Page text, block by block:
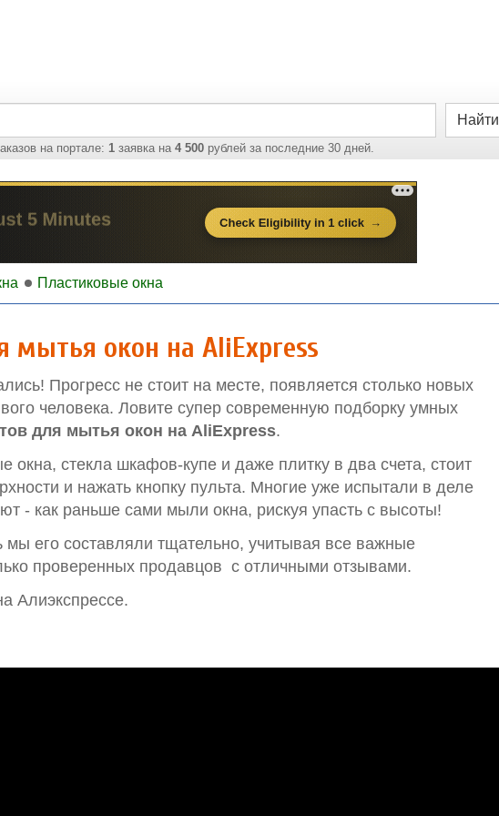
на портале: 1 заявка на 4 500 рублей за последние 30 дней.
Найти
Пластиковые окна
мытья окон на AliExpress
Прогресс не стоит на месте, появляется столько новых
человека. Ловите супер современную подборку умных
для мытья окон на AliExpress.
стекла шкафов-купе и даже плитку в два счета, стоит
и нажать кнопку пульта. Многие уже испытали в деле
- как раньше сами мыли окна, рискуя упасть с высоты!
мы его составляли тщательно, учитывая все важные
проверенных продавцов с отличными отзывами.
Алиэкспрессе.